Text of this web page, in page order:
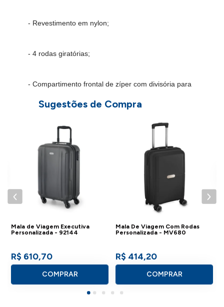
- Revestimento em nylon;
- 4 rodas giratórias;
- Compartimento frontal de zíper com divisória para
documentos;
- Dimensões: 48 x 35 x 23 cm
IMPORTANTE:
de como aplicar sua marca neste produto.
Sugestões de Compra
Mala de Viagem Executiva
Personalizada - 92144
R$ 610,70
COMPRAR
Mala De Viagem Com Rodas
Personalizada - MV680
R$ 414,20
COMPRAR